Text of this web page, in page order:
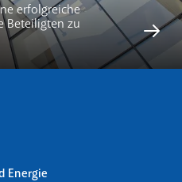
erfolgreiche
Beteiligten zu
Energie